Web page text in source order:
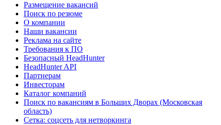
Размещение вакансий
Поиск по резюме
О компании
Наши вакансии
Реклама на сайте
Требования к ПО
Безопасный HeadHunter
HeadHunter API
Партнерам
Инвесторам
Каталог компаний
Поиск по вакансиям в Больших Дворах (Московская
область)
Сетка: соцсеть для нетворкинга